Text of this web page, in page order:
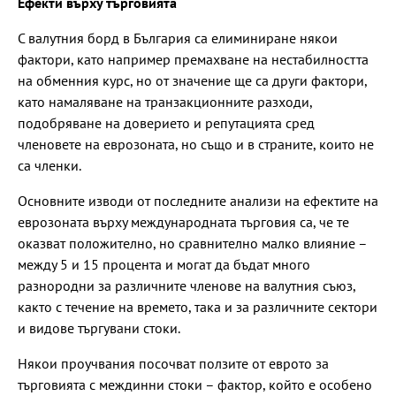
С валутния борд в България са елиминиране някои
фактори, като например премахване на нестабилността
на обменния курс, но от значение ще са други фактори,
като намаляване на транзакционните разходи,
подобряване на доверието и репутацията сред
членовете на еврозоната, но също и в страните, които не
са членки.
Основните изводи от последните анализи на ефектите на
еврозоната върху международната търговия са, че те
оказват положително, но сравнително малко влияние –
между 5 и 15 процента и могат да бъдат много
разнородни за различните членове на валутния съюз,
както с течение на времето, така и за различните сектори
и видове търгувани стоки.
Някои проучвания посочват ползите от еврото за
търговията с междинни стоки – фактор, който е особено